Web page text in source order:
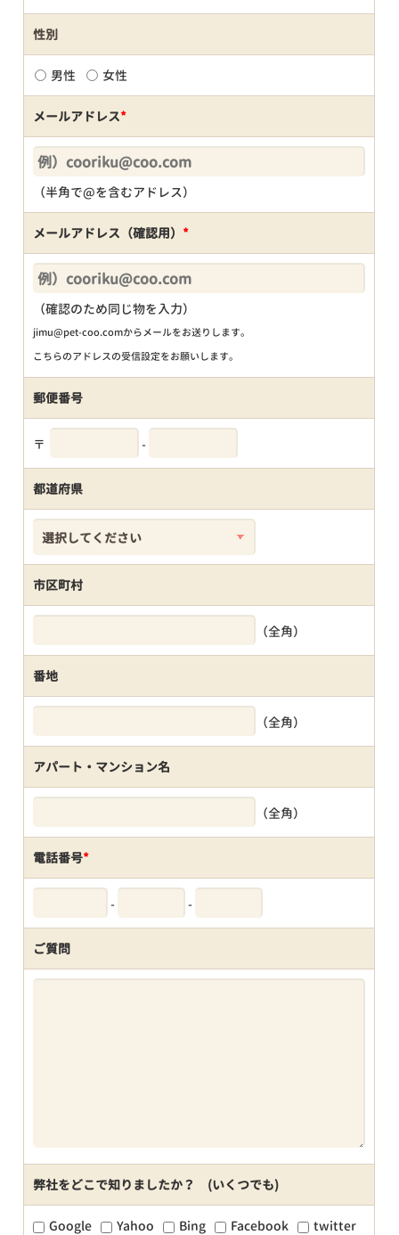
性別
男性 女性
メールアドレス*
（半角で@を含むアドレス）
メールアドレス（確認用） *
（確認のため同じ物を入力）
jimu@pet-coo.comからメールをお送りします。
こちらのアドレスの受信設定をお願いします。
郵便番号
〒 -
都道府県
市区町村
（全角）
番地
（全角）
アパート・マンション名
（全角）
電話番号*
- -
ご質問
弊社をどこで知りましたか？ (いくつでも)
Google Yahoo Bing Facebook
twitter